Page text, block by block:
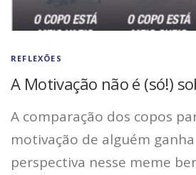
REFLEXÕES
A Motivação não é (só!)
A comparação dos copos
motivação de alguém
perspectiva nesse meme